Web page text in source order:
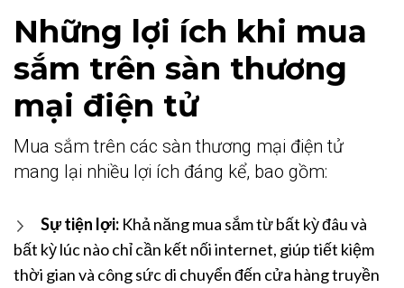
Những lợi ích khi mua
sắm trên sàn thương
mại điện tử
Mua sắm trên các sàn thương mại điện tử
mang lại nhiều lợi ích đáng kể, bao gồm:
Sự tiện lợi: Khả năng mua sắm từ bất kỳ đâu và
bất kỳ lúc nào chỉ cần kết nối internet, giúp tiết kiệm
thời gian và công sức di chuyển đến cửa hàng truyền